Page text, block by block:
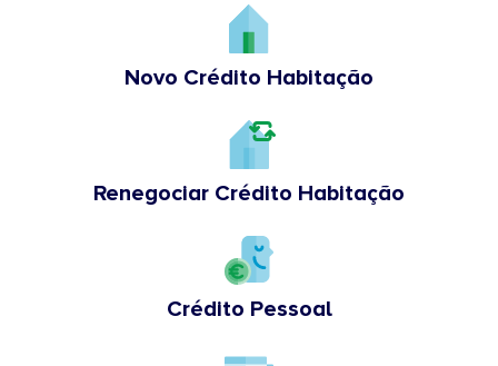
Novo Crédito Habitação
Renegociar Crédito Habitação
Crédito Pessoal